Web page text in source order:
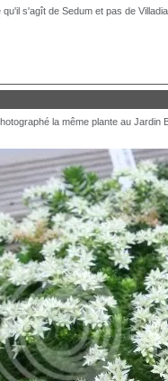
s'agît de Sedum et pas de
la même plante au Jardin